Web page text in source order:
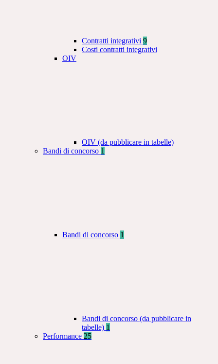
Contratti integrativi 9
Costi contratti integrativi
OIV
OIV (da pubblicare in tabelle)
Bandi di concorso 1
Bandi di concorso 1
Bandi di concorso (da pubblicare in
tabelle) 1
Performance 25